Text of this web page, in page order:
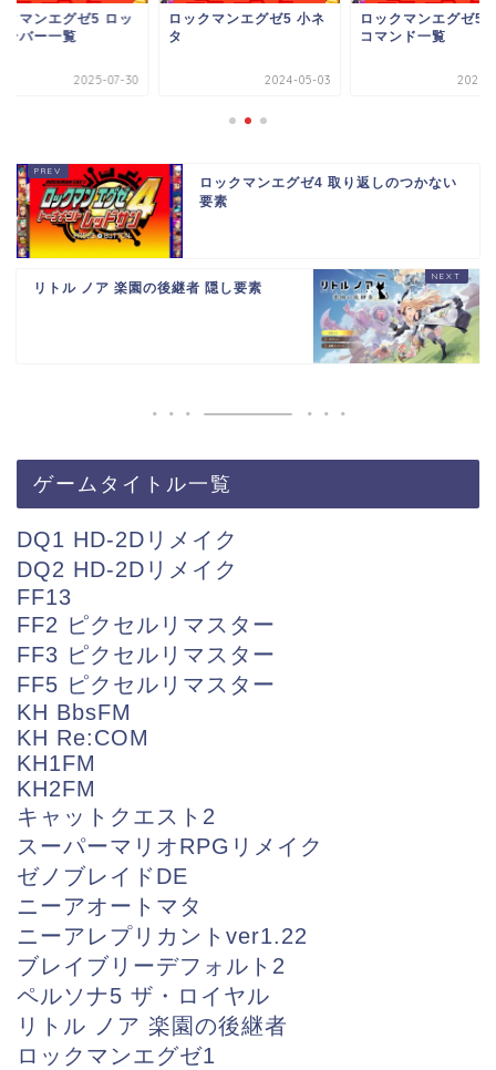
クマンエグゼ5 ロッ
ンバー一覧
2025-07-30
ロックマンエグゼ5 小ネ
タ
2024-05-03
ロックマンエグゼ5
コマンド一覧
2025-
ロックマンエグゼ4 取り返しのつかない
要素
リトル ノア 楽園の後継者 隠し要素
ゲームタイトル一覧
DQ1 HD-2Dリメイク
DQ2 HD-2Dリメイク
FF13
FF2 ピクセルリマスター
FF3 ピクセルリマスター
FF5 ピクセルリマスター
KH BbsFM
KH Re:COM
KH1FM
KH2FM
キャットクエスト2
スーパーマリオRPGリメイク
ゼノブレイドDE
ニーアオートマタ
ニーアレプリカントver1.22
ブレイブリーデフォルト2
ペルソナ5 ザ・ロイヤル
リトル ノア 楽園の後継者
ロックマンエグゼ1